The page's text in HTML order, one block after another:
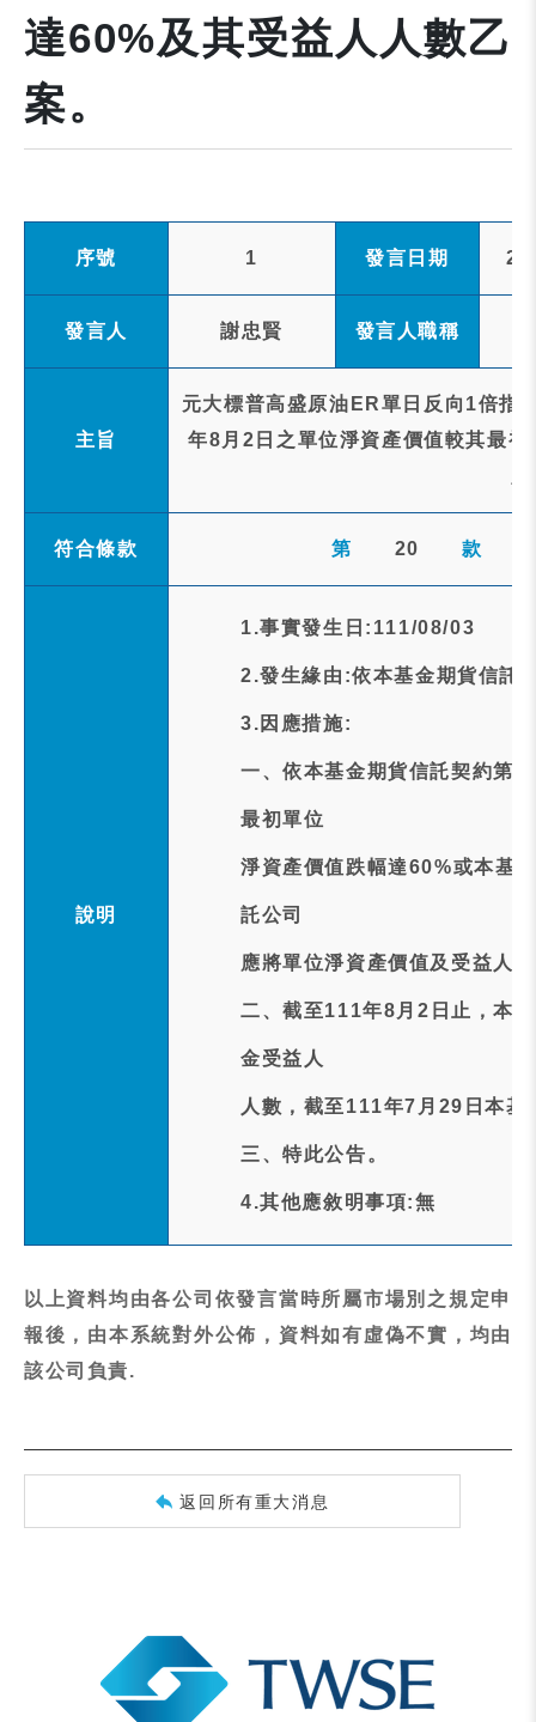
達60%及其受益人人數乙
案。
序號 1 發言日期
發言人 謝忠賢 發言人職稱
主旨
元大標普高盛原油ER單日反向1倍指
年8月2日之單位淨資產價值較其最
符合條款 第 20 款
說明
1.事實發生日:111/08/03
2.發生緣由:依本基金期貨信託
3.因應措施:
一、依本基金期貨信託契約第
最初單位
淨資產價值跌幅達60%或本基
託公司
應將單位淨資產價值及受益人
二、截至111年8月2日止，本
金受益人
人數，截至111年7月29日本
三、特此公告。
4.其他應敘明事項:無
以上資料均由各公司依發言當時所屬市場別之規定申
報後，由本系統對外公佈，資料如有虛偽不實，均由
該公司負責.
返回所有重大消息